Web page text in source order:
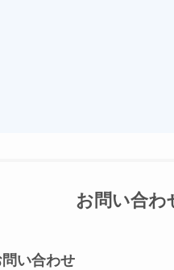
お問い合わ
い合わせ